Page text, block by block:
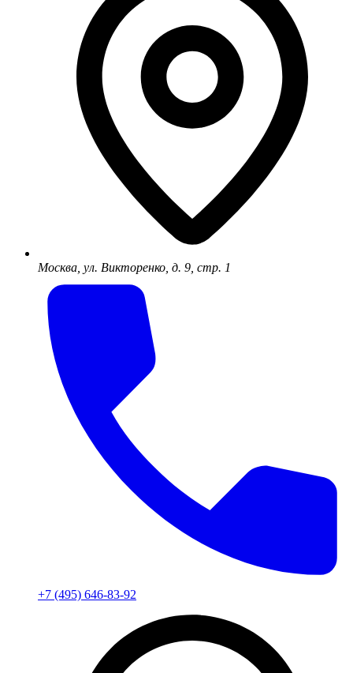
Москва, ул. Викторенко, д. 9, стр. 1
+7 (495) 646-83-92